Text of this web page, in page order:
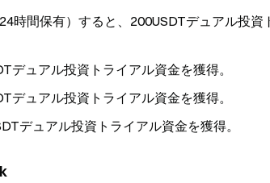
時間保有）すると、200USDTデュアル投資
デュアル投資トライアル資金を獲得。
デュアル投資トライアル資金を獲得。
デュアル投資トライアル資金を獲得。